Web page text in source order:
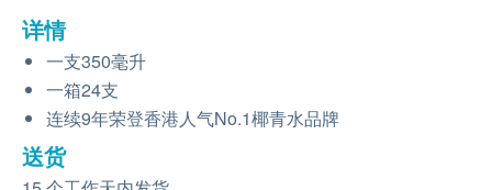
详情
一支350毫升
一箱24支
连续9年荣登香港人气No.1椰青水品牌
送货